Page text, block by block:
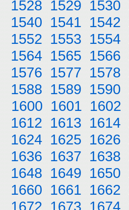
1528 1529 1530
1540 1541 1542
1552 1553 1554
1564 1565 1566
1576 1577 1578
1588 1589 1590
1600 1601 1602
1612 1613 1614
1624 1625 1626
1636 1637 1638
1648 1649 1650
1660 1661 1662
1672 1673 1674